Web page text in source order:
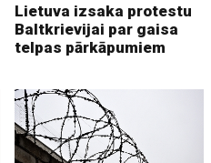
Lietuva izsaka protestu
Baltkrievijai par gaisa
telpas pārkāpumiem